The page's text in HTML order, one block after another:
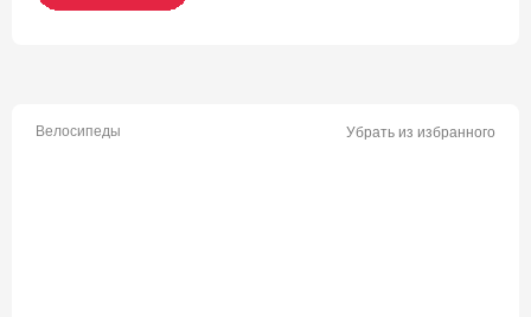
Велосипеды Убрать из избранного